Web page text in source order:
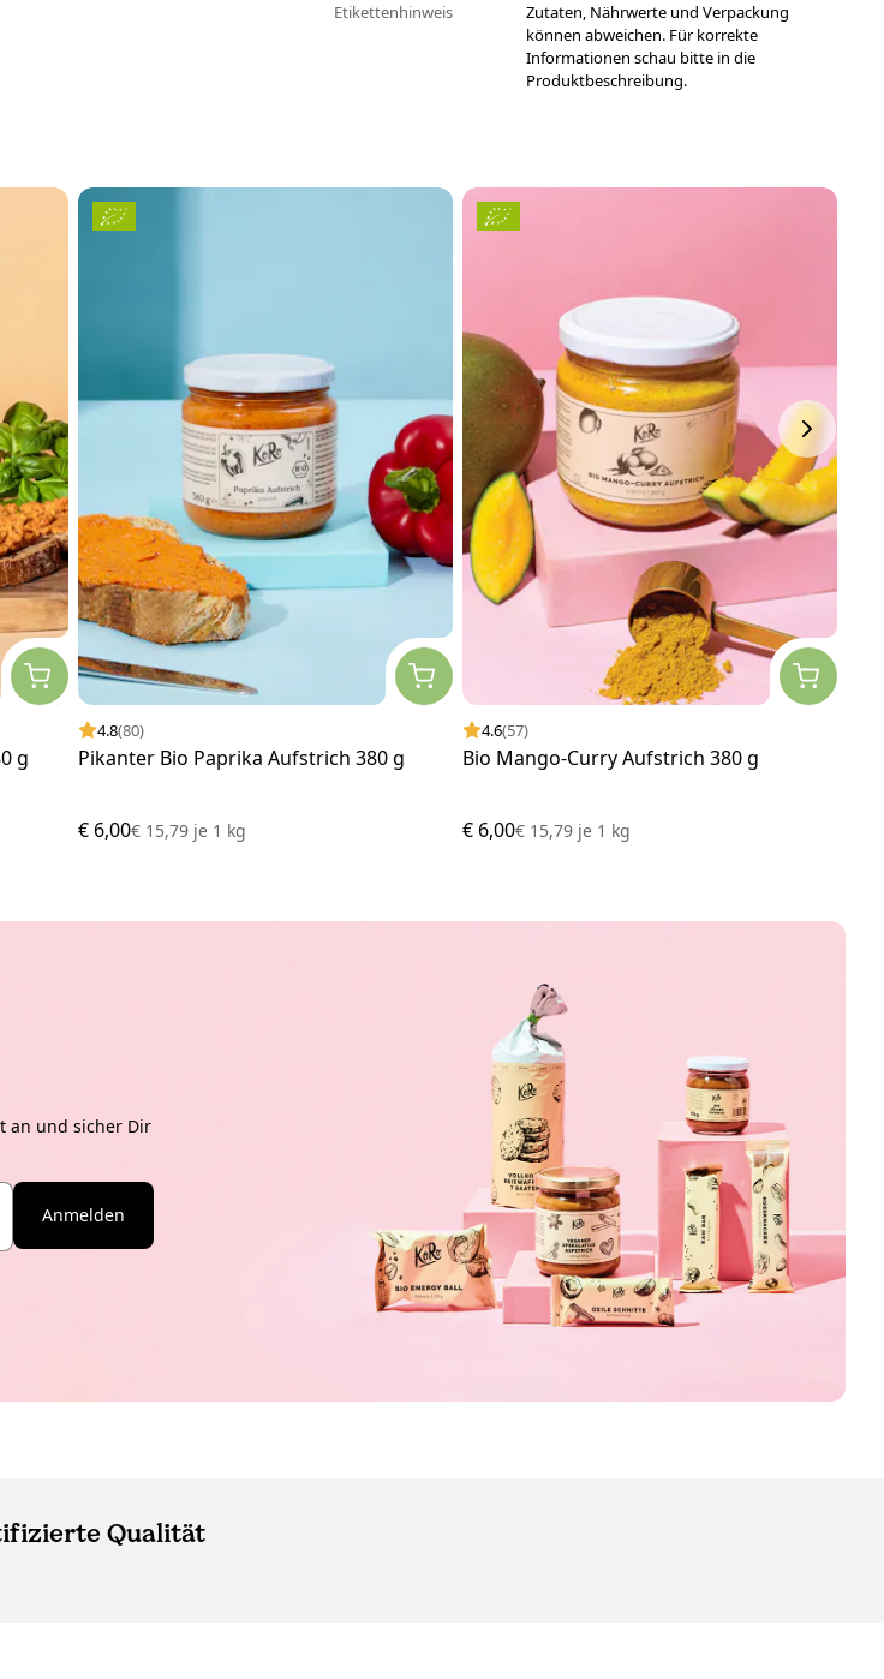
Etikettenhinweis
Zutaten, Nährwerte und Verpackung
können abweichen. Für korrekte
Informationen schau bitte in die
Produktbeschreibung.
g
4.8(80)
Pikanter Bio Paprika Aufstrich 380 g
€ 6,00€ 15,79 je1 kg
4.6(57)
Bio Mango-Curry Aufstrich 380 g
€ 6,00€ 15,79 je1 kg
an und sicher Dir
Anmelden
Qualität